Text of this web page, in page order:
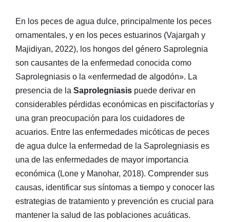
En los peces de agua dulce, principalmente los peces
ornamentales, y en los peces estuarinos (Vajargah y
Majidiyan, 2022), los hongos del género Saprolegnia
son causantes de la enfermedad conocida como
Saprolegniasis o la «enfermedad de algodón». La
presencia de la Saprolegniasis puede derivar en
considerables pérdidas económicas en piscifactorías y
una gran preocupación para los cuidadores de
acuarios. Entre las enfermedades micóticas de peces
de agua dulce la enfermedad de la Saprolegniasis es
una de las enfermedades de mayor importancia
económica (Lone y Manohar, 2018). Comprender sus
causas, identificar sus síntomas a tiempo y conocer las
estrategias de tratamiento y prevención es crucial para
mantener la salud de las poblaciones acuáticas.